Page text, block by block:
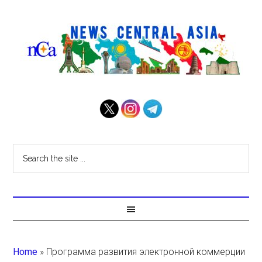
Home » Программа развития электронной коммерции